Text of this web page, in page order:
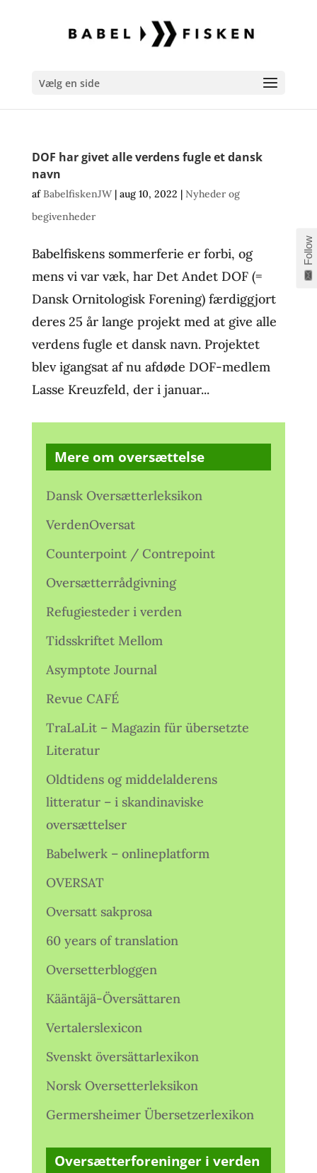
Vælg en side
DOF har givet alle verdens fugle et dansk
navn
afBabelfiskenJW| aug 10, 2022 | Nyheder og
begivenheder
Babelfiskens sommerferie er forbi, og
mens vi var væk, har Det Andet DOF (=
Dansk Ornitologisk Forening) færdiggjort
deres 25 år lange projekt med at give alle
verdens fugle et dansk navn. Projektet
blev igangsat af nu afdøde DOF-medlem
Lasse Kreuzfeld, der i januar...
Mere om oversættelse
Dansk Oversætterleksikon
VerdenOversat
Counterpoint / Contrepoint
Oversætterrådgivning
Refugiesteder i verden
Tidsskriftet Mellom
Asymptote Journal
Revue CAFÉ
TraLaLit – Magazin für übersetzte
Literatur
Oldtidens og middelalderens
litteratur – i skandinaviske
oversættelser
Babelwerk – onlineplatform
OVERSAT
Oversatt sakprosa
60 years of translation
Oversetterbloggen
Kääntäjä-Översättaren
Vertalerslexicon
Svenskt översättarlexikon
Norsk Oversetterleksikon
Germersheimer Übersetzerlexikon
Oversætterforeninger i verden
Follow